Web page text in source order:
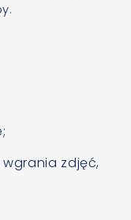
zdjęć,